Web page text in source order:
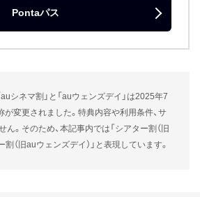
Pontaパス
シネマ割」と「auウェンズデイ」は2025年7
が変更されました。特典内容や利用条件、サ
。そのため、本記事内では「シアター割（旧
割（旧auウェンズデイ）」と表現しています。